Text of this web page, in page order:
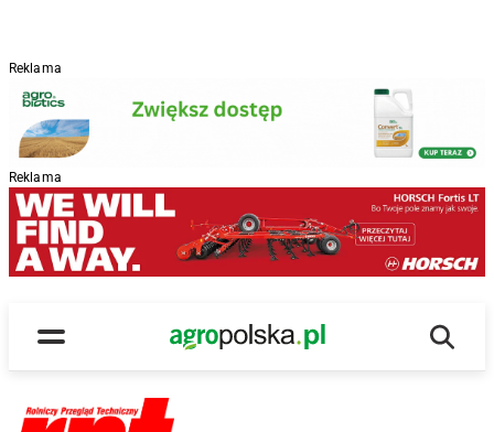
Reklama
Reklama
Menu
Main Logo